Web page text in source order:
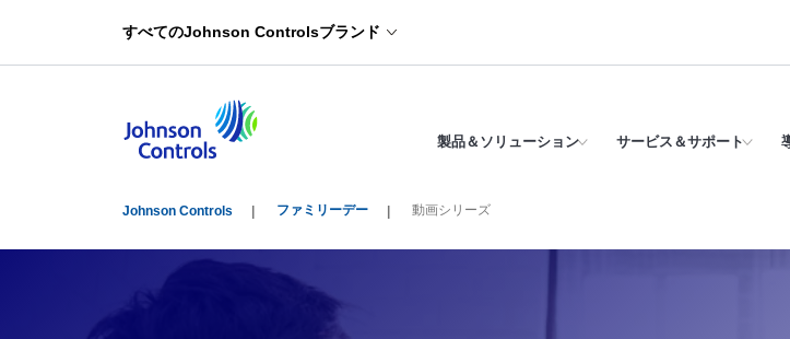
すべてのJohnson Controlsブランド
製品＆ソリューション サービス＆サポート
Johnson Controls ファミリーデー 動画シリーズ